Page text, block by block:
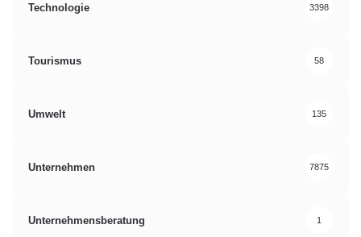
Technologie 3398
Tourismus 58
Umwelt 135
Unternehmen 7875
Unternehmensberatung 1